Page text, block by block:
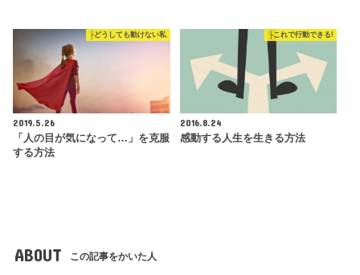
├どうしても動けない私
2019.5.26
「人の目が気になって…」を克服
する方法
├これで行動できる!
2016.8.24
感動する人生を生きる方法
ABOUT この記事をかいた人